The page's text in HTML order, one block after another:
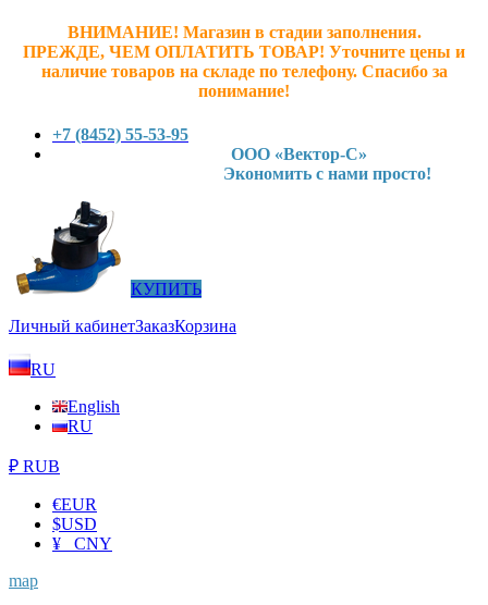
ВНИМАНИЕ! Магазин в стадии заполнения.
ПРЕЖДЕ, ЧЕМ ОПЛАТИТЬ ТОВАР! Уточните цены и
наличие товаров на складе по телефону. Спасибо за
понимание!
+7 (8452) 55-53-95
ООО «Вектор-С»
Экономить с нами просто!
КУПИТЬ
Личный кабинетЗаказКорзина
RU
English
RU
₽ RUB
€EUR
$USD
¥ CNY
map